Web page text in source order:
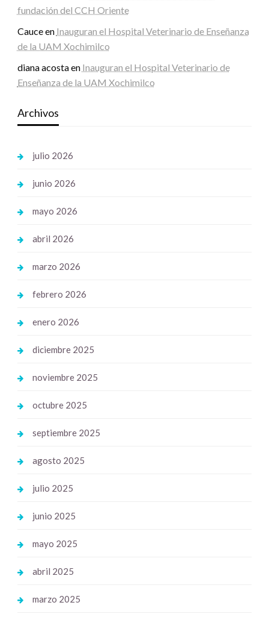
fundación del CCH Oriente
Cauceen Inauguran el Hospital Veterinario de Enseñanza
de la UAM Xochimilco
diana acostaen Inauguran el Hospital Veterinario de
Enseñanza de la UAM Xochimilco
Archivos
julio 2026
junio 2026
mayo 2026
abril 2026
marzo 2026
febrero 2026
enero 2026
diciembre 2025
noviembre 2025
octubre 2025
septiembre 2025
agosto 2025
julio 2025
junio 2025
mayo 2025
abril 2025
marzo 2025